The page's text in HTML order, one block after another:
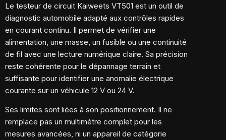
Le testeur de circuit Kaiweets VT501 est un outil de
diagnostic automobile adapté aux contrôles rapides
en courant continu. Il permet de vérifier une
alimentation, une masse, un fusible ou une continuité
de fil avec une lecture numérique claire. Sa précision
reste cohérente pour le dépannage terrain et
suffisante pour identifier une anomalie électrique
courante sur un véhicule 12 V ou 24 V.
Ses limites sont liées à son positionnement. Il ne
remplace pas un multimètre complet pour les
mesures avancées, ni un appareil de catégorie